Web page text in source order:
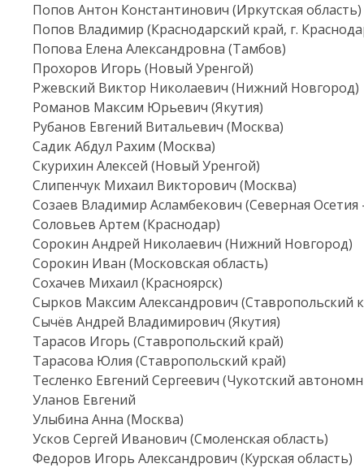
Попов Антон Константинович (Иркутская область)
Попов Владимир (Краснодарский край, г.
Попова Елена Александровна (Тамбов)
Прохоров Игорь (Новый Уренгой)
Ржевский Виктор Николаевич (Нижний Новгород)
Романов Максим Юрьевич (Якутия)
Рубанов Евгений Витальевич (Москва)
Садик Абдул Рахим (Москва)
Скурихин Алексей (Новый Уренгой)
Слипенчук Михаил Викторович (Москва)
Созаев Владимир Асламбекович (Северная
Соловьев Артем (Краснодар)
Сорокин Андрей Николаевич (Нижний Новгород)
Сорокин Иван (Московская область)
Сохачев Михаил (Красноярск)
Сырков Максим Александрович (Ставропольский
Сычёв Андрей Владимирович (Якутия)
Тарасов Игорь (Ставропольский край)
Тарасова Юлия (Ставропольский край)
Тесленко Евгений Сергеевич (Чукотский
Уланов Евгений
Улыбина Анна (Москва)
Усков Сергей Иванович (Смоленская область)
Федоров Игорь Александрович (Курская область)